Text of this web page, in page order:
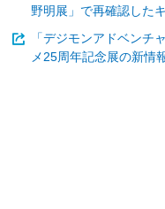
野明展」で再確認した
「デジモンアドベンチ
メ25周年記念展の新情